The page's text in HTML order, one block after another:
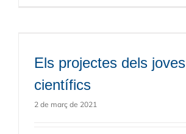
Els projectes dels joves
científics
2 de març de 2021